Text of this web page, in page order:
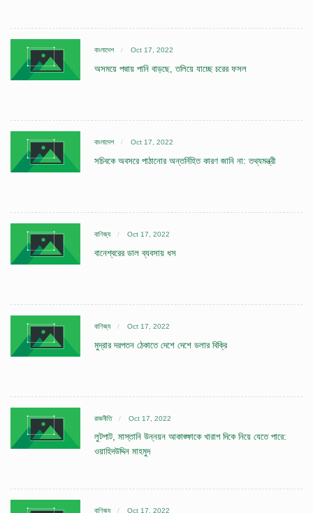
বাংলাদেশ Oct 17, 2022
অসময়ে পদ্মায় পানি বাড়ছে, তলিয়ে যাচ্ছে চরের ফসল
বাংলাদেশ Oct 17, 2022
সচিবকে অবসরে পাঠানোর অন্তর্নিহিত কারণ জানি না: তথ্যমন্ত্রী
বাণিজ্য Oct 17, 2022
বানেশ্বরের ডাল ব্যবসায় ধস
বাণিজ্য Oct 17, 2022
মুদ্রার দরপতন ঠেকাতে দেশে দেশে ডলার বিক্রি
রাজনীতি Oct 17, 2022
লুটপাট, মাস্তানি উন্নয়ন আকাঙ্ক্ষাকে খারাপ দিকে নিয়ে যেতে পারে:
ওয়াহিদউদ্দিন মাহমুদ
বাণিজ্য Oct 17, 2022